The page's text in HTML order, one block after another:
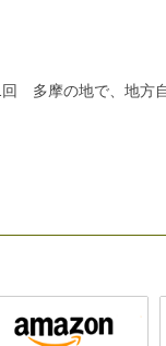
多摩の地で、地方